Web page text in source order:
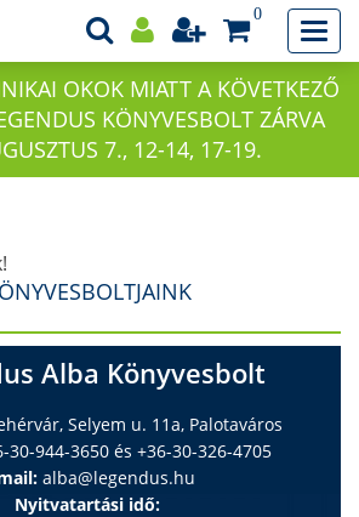
0
OKOK MIATT A KÖVETKEZŐ
KÖNYVESBOLT ZÁRVA
7., 12-14, 17-19.
Alba Könyvesbolt
Selyem u. 11a, Palotaváros
30-944-3650 és +36-30-326-4705
alba@legendus.hu
Nyitvatartási idő: